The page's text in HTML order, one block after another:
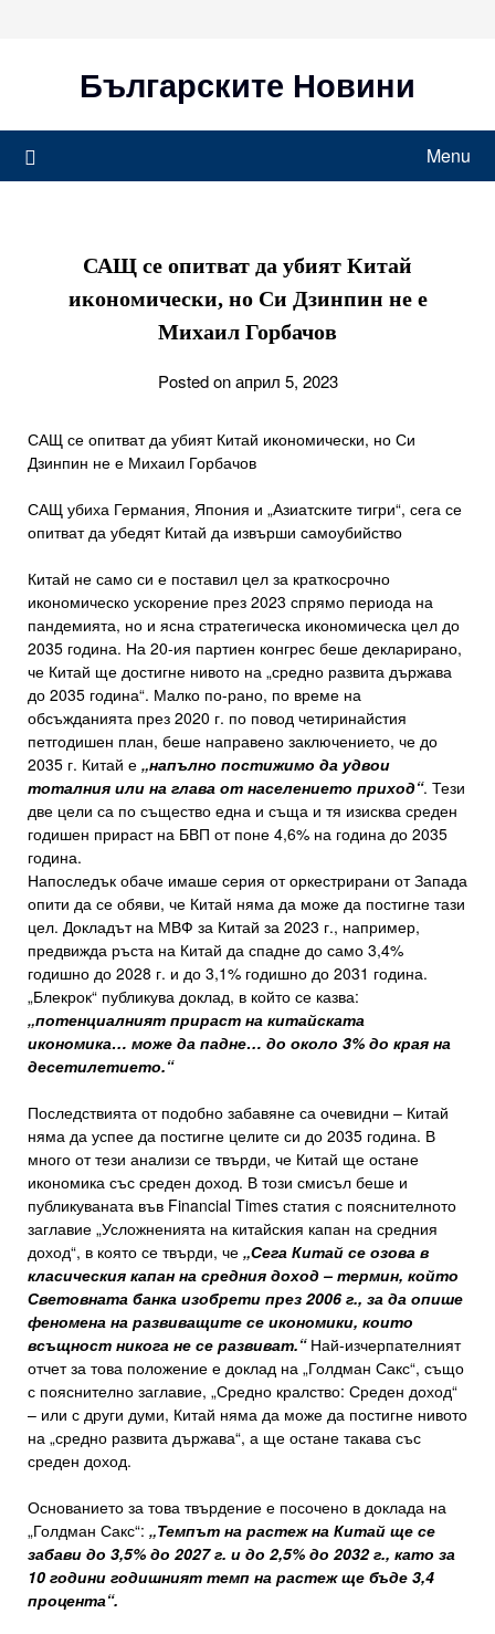
Българските Новини
Menu
САЩ се опитват да убият Китай
икономически, но Си Дзинпин не е
Михаил Горбачов
Posted on април 5, 2023
САЩ се опитват да убият Китай икономически, но Си
Дзинпин не е Михаил Горбачов
САЩ убиха Германия, Япония и „Азиатските тигри“, сега се
опитват да убедят Китай да извърши самоубийство
Китай не само си е поставил цел за краткосрочно
икономическо ускорение през 2023 спрямо периода на
пандемията, но и ясна стратегическа икономическа цел до
2035 година. На 20-ия партиен конгрес беше декларирано,
че Китай ще достигне нивото на „средно развита държава
до 2035 година“. Малко по-рано, по време на
обсъжданията през 2020 г. по повод четиринайстия
петгодишен план, беше направено заключението, че до
2035 г. Китай е „напълно постижимо да удвои
тоталния или на глава от населението приход“. Тези
две цели са по същество една и съща и тя изисква среден
годишен прираст на БВП от поне 4,6% на година до 2035
година.
Напоследък обаче имаше серия от оркестрирани от Запада
опити да се обяви, че Китай няма да може да постигне тази
цел. Докладът на МВФ за Китай за 2023 г., например,
предвижда ръста на Китай да спадне до само 3,4%
годишно до 2028 г. и до 3,1% годишно до 2031 година.
„Блекрок“ публикува доклад, в който се казва:
„потенциалният прираст на китайската
икономика… може да падне… до около 3% до края на
десетилетието.“
Последствията от подобно забавяне са очевидни – Китай
няма да успее да постигне целите си до 2035 година. В
много от тези анализи се твърди, че Китай ще остане
икономика със среден доход. В този смисъл беше и
публикуваната във Financial Times статия с пояснителното
заглавие „Усложненията на китайския капан на средния
доход“, в която се твърди, че „Сега Китай се озова в
класическия капан на средния доход – термин, който
Световната банка изобрети през 2006 г., за да опише
феномена на развиващите се икономики, които
всъщност никога не се развиват.“Най-изчерпателният
отчет за това положение е доклад на „Голдман Сакс“, също
с пояснително заглавие, „Средно кралство: Среден доход“
– или с други думи, Китай няма да може да постигне нивото
на „средно развита държава“, а ще остане такава със
среден доход.
Основанието за това твърдение е посочено в доклада на
„Голдман Сакс“: „Темпът на растеж на Китай ще се
забави до 3,5% до 2027 г. и до 2,5% до 2032 г., като за
10 години годишният темп на растеж ще бъде 3,4
процента“.